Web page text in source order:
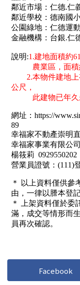
花蓮縣
金門連江
不拘
1樓
3樓
5~10樓
21樓以上
格局
不拘
2房
Facebook